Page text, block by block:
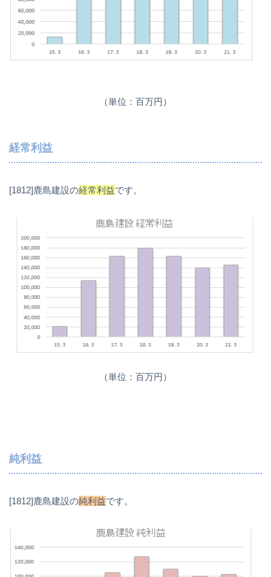
（単位：百万円）
経常利益
[1812]鹿島建設の経常利益です。
（単位：百万円）
純利益
[1812]鹿島建設の純利益です。